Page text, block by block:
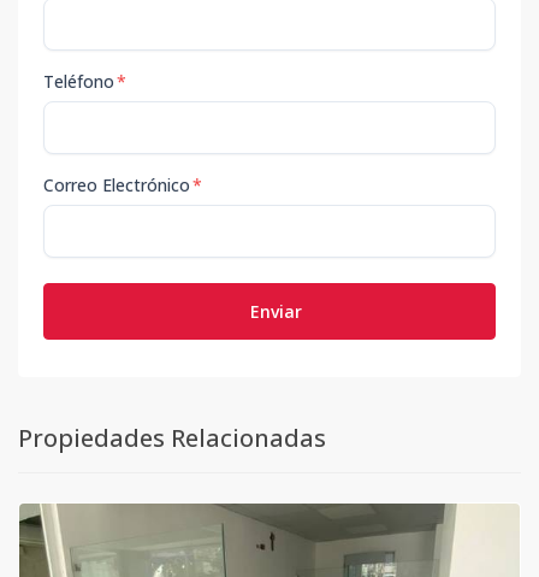
Teléfono*
Correo Electrónico*
Enviar
Propiedades Relacionadas